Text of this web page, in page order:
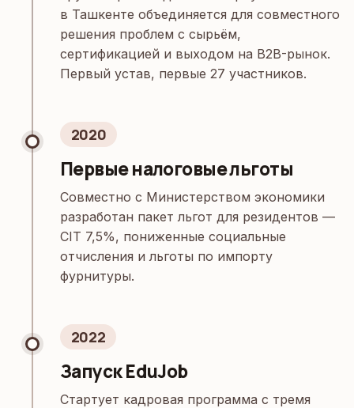
в Ташкенте объединяется для совместного
решения проблем с сырьём,
сертификацией и выходом на B2B-рынок.
Первый устав, первые 27 участников.
2020
Первые налоговые льготы
Совместно с Министерством экономики
разработан пакет льгот для резидентов —
CIT 7,5%, пониженные социальные
отчисления и льготы по импорту
фурнитуры.
2022
Запуск EduJob
Стартует кадровая программа с тремя